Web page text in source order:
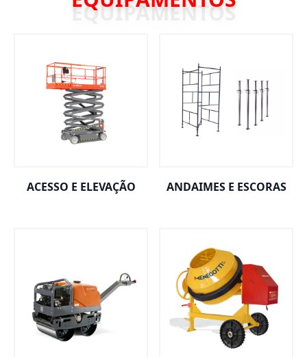
ACESSO E ELEVAÇÃO ANDAIMES E ESCORAS